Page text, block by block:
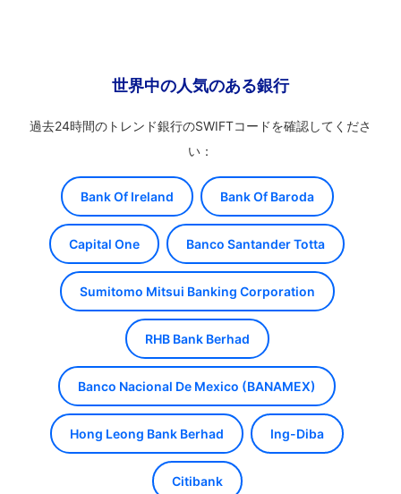
世界中の人気のある銀行
過去24時間のトレンド銀行のSWIFTコードを確認してくださ
い：
Bank Of Ireland Bank Of Baroda
Capital One Banco Santander Totta
Sumitomo Mitsui Banking Corporation
RHB Bank Berhad
Banco Nacional De Mexico (BANAMEX)
Hong Leong Bank Berhad Ing-Diba
Citibank